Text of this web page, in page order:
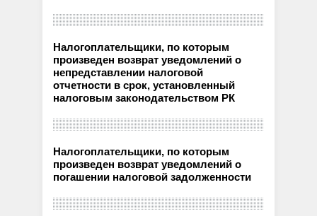
Налогоплательщики, по которым
произведен возврат уведомлений о
непредставлении налоговой
отчетности в срок, установленный
налоговым законодательством РК
Налогоплательщики, по которым
произведен возврат уведомлений о
погашении налоговой задолженности